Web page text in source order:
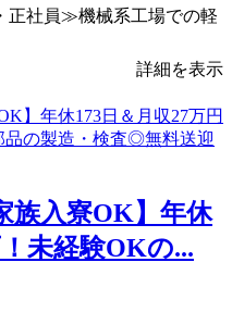
正社員≫機械系工場での軽
詳細を表示
族入寮OK】年休
未経験OKの...